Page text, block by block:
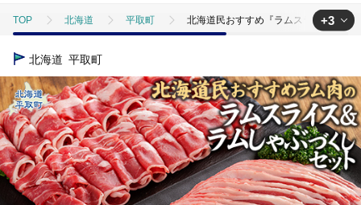
TOP 北海道 平取町 北海道民おすすめ『ラムスライス』&
TOP
TOP 肉 ジビエ 北海道民おすすめ『ラムスライス』&『ラ
TOP 肉 ジビエ 羊肉・ラム肉 北海道民おすすめ『ラ
+3
北海道 平取町